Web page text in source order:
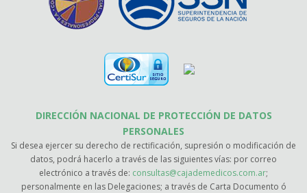
DIRECCIÓN NACIONAL DE PROTECCIÓN DE DATOS
PERSONALES
Si desea ejercer su derecho de rectificación, supresión o modificación de
datos, podrá hacerlo a través de las siguientes vías: por correo
electrónico a través de: consultas@cajademedicos.com.ar;
personalmente en las Delegaciones; a través de Carta Documento ó